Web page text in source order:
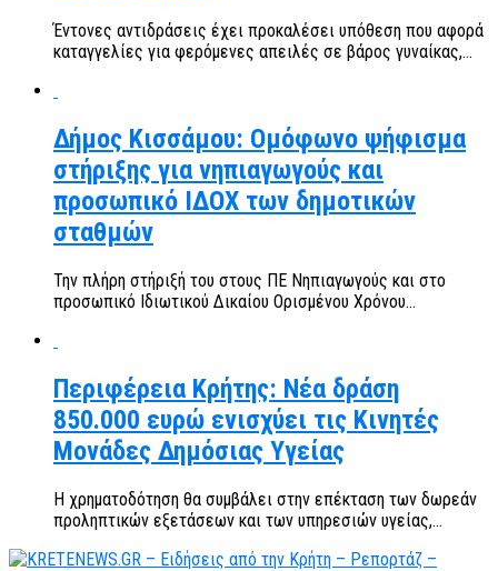
Έντονες αντιδράσεις έχει προκαλέσει υπόθεση που αφορά
καταγγελίες για φερόμενες απειλές σε βάρος γυναίκας,...
Δήμος Κισσάμου: Ομόφωνο ψήφισμα
στήριξης για νηπιαγωγούς και
προσωπικό ΙΔΟΧ των δημοτικών
σταθμών
Την πλήρη στήριξή του στους ΠΕ Νηπιαγωγούς και στο
προσωπικό Ιδιωτικού Δικαίου Ορισμένου Χρόνου...
Περιφέρεια Κρήτης: Νέα δράση
850.000 ευρώ ενισχύει τις Κινητές
Μονάδες Δημόσιας Υγείας
Η χρηματοδότηση θα συμβάλει στην επέκταση των δωρεάν
προληπτικών εξετάσεων και των υπηρεσιών υγείας,...